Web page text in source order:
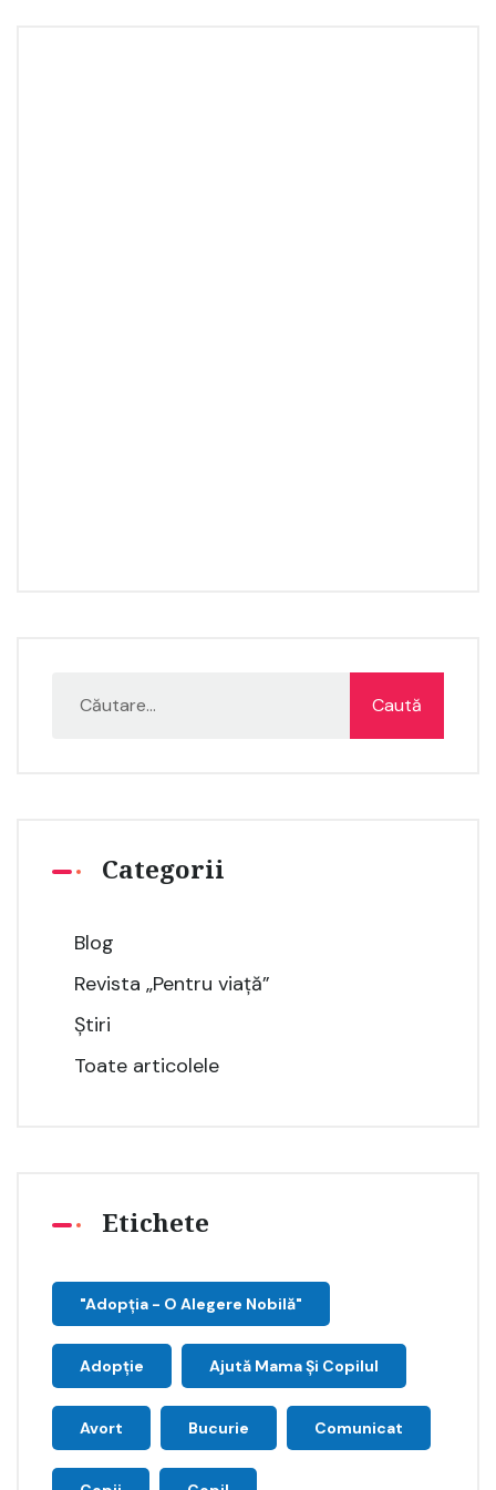
Categorii
Blog
Revista „Pentru viață”
Știri
Toate articolele
Etichete
"Adopţia - O Alegere Nobilă"
Adopție Ajută Mama Și Copilul
Avort Bucurie Comunicat